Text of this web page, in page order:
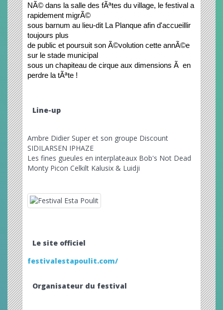
NÃ© dans la salle des fÃªtes du village, le festival a
rapidement migrÃ©
sous barnum au lieu-dit La Planque afin d'accueillir
toujours plus
de public et poursuit son Ã©volution cette annÃ©e
sur le stade municipal
sous un chapiteau de cirque aux dimensions Ã  en
perdre la tÃªte !
Line-up
Ambre Didier Super et son groupe Discount
SIDILARSEN IPHAZE
Les fines gueules en interplateaux Bob's Not Dead
Monty Picon Celkilt Kalusix & Luidji
Le site officiel
festivalestapoulit.com/
Organisateur du festival